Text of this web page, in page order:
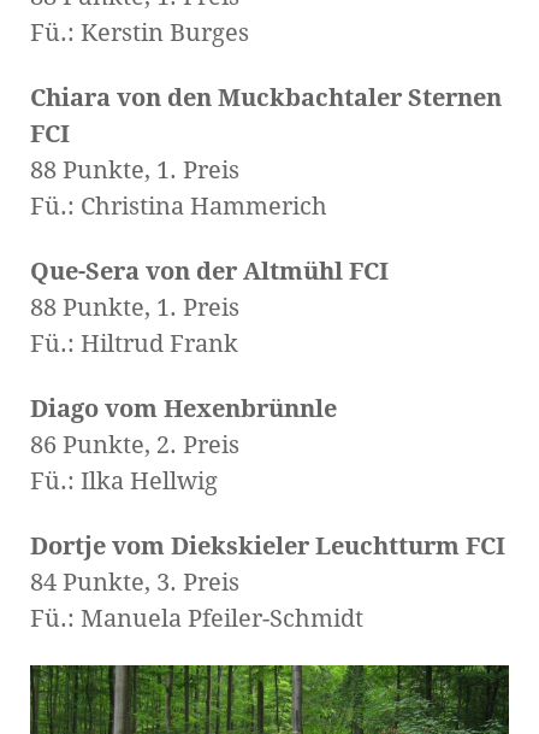
Fü.: Kerstin Burges
Chiara von den Muckbachtaler Sternen
FCI
88 Punkte, 1. Preis
Fü.: Christina Hammerich
Que-Sera von der Altmühl FCI
88 Punkte, 1. Preis
Fü.: Hiltrud Frank
Diago vom Hexenbrünnle
86 Punkte, 2. Preis
Fü.: Ilka Hellwig
Dortje vom Diekskieler Leuchtturm FCI
84 Punkte, 3. Preis
Fü.: Manuela Pfeiler-Schmidt